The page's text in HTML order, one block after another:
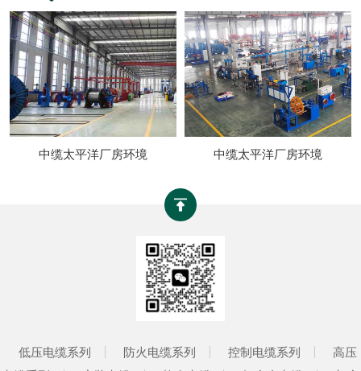
中缆太平洋厂房环境 中缆太平洋厂房环境
低压电缆系列 防火电缆系列 控制电缆系列
高压